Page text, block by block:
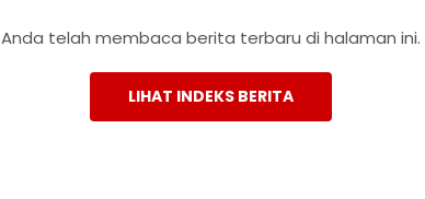
Anda telah membaca berita terbaru di halaman ini.
LIHAT INDEKS BERITA